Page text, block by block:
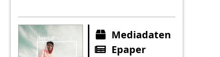
Mediadaten
Epaper